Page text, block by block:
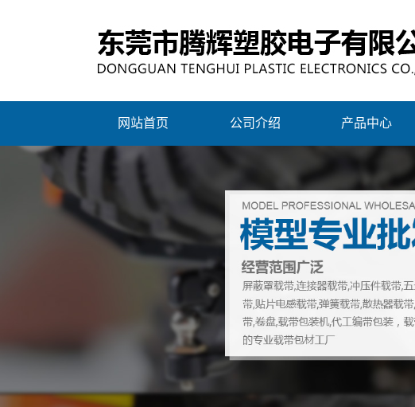
网站首页 公司介绍 产品中心